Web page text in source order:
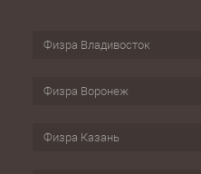
Физра Владивосток
Физра Воронеж
Физра Казань